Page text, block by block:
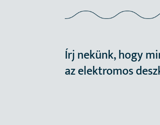
Írj nekünk, hogy
az elektromos